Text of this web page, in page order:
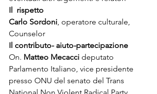
Il  rispetto
Carlo Sordoni, operatore culturale,
Counselor
Il contributo- aiuto-partecipazione
On. Matteo Mecacci deputato
Parlamento Italiano, vice presidente
presso ONU del senato del Trans